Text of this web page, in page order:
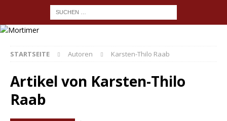
STARTSEITE Autoren Karsten-Thilo Raab
Artikel von Karsten-Thilo
Raab